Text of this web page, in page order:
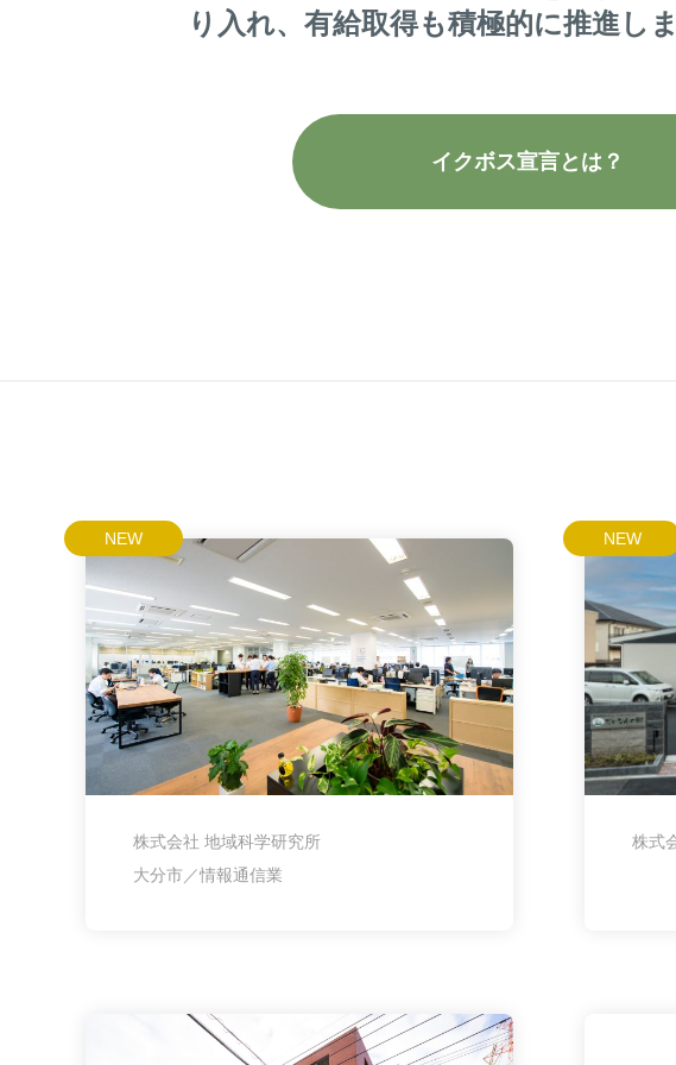
り入れ、有給取得も積極的に推進しま
イクボス宣言とは？
NEW
株式会社 地域科学研究所
大分市／情報通信業
NEW
株式